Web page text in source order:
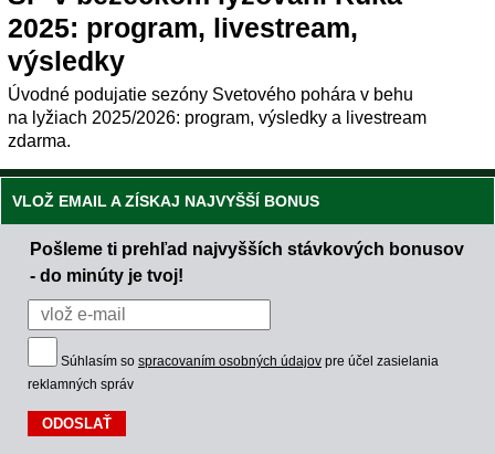
2025: program, livestream,
výsledky
Úvodné podujatie sezóny Svetového pohára v behu
na lyžiach 2025/2026: program, výsledky a livestream
zdarma.
VLOŽ EMAIL A ZÍSKAJ NAJVYŠŠÍ BONUS
Pošleme ti prehľad najvyšších stávkových bonusov
- do minúty je tvoj!
Súhlasím so spracovaním osobných údajov pre účel zasielania
reklamných správ